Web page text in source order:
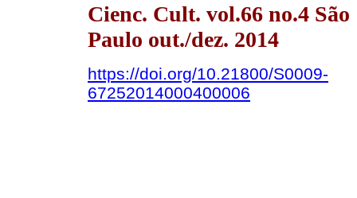
Cienc. Cult. vol.66 no.4 São
Paulo out./dez. 2014
https://doi.org/10.21800/S0009-
67252014000400006